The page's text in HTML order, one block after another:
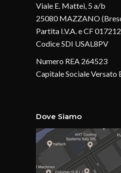
Viale E. Mattei, 5 a/b
25080 MAZZANO
Partita I.V.A. e CF
Codice SDI USAL8PV
Numero REA 264523
Capitale Sociale Versato
Dove Siamo